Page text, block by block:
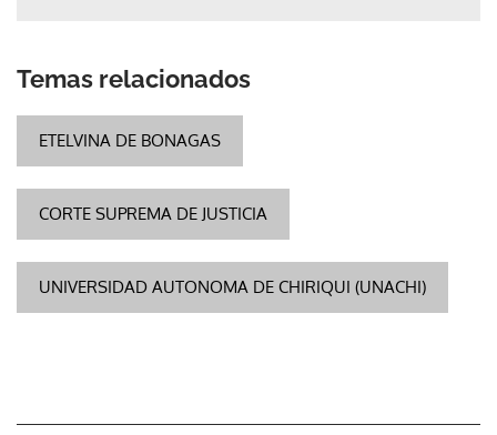
Temas relacionados
ETELVINA DE BONAGAS
CORTE SUPREMA DE JUSTICIA
UNIVERSIDAD AUTONOMA DE CHIRIQUI (UNACHI)